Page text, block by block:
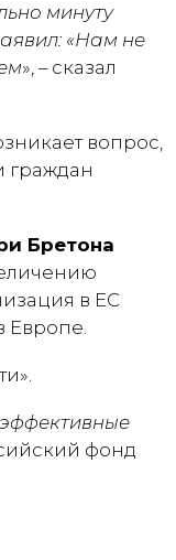
минуту
«Нам не
», – сказал
вопрос,
граждан
Бретона
в ЕС
Европе.
фонд